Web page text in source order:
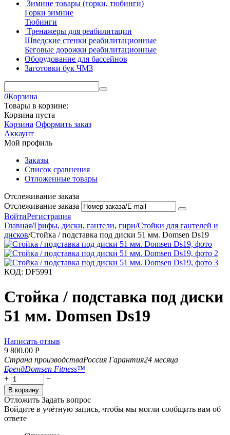
Зимине товары (горки, тюбинги)
Горки зимние
Тюбинги
Тренажеры для реабилитации
Шведские стенки реабилитационные
Беговые дорожки реабилитационные
Оборудование для бассейнов
Заготовки бук ЧМЗ
0Корзина
Товары в корзине:
Корзина пуста
Корзина Оформить заказ
Аккаунт
Мой профиль
Заказы
Список сравнения
Отложенные товары
Отслеживание заказа
Отслеживание заказа
ВойтиРегистрация
Главная/Грифы, диски, гантели, гири/Стойки для гантелей и
дисков/Стойка / подставка под диски 51 мм. Domsen Ds19
КОД: DF5991
Стойка / подставка под диски
51 мм. Domsen Ds19
Написать отзыв
9 800.00 Р
Страна производстваРоссия Гарантия24 месяца
БрендDomsen Fitness™
+
−
В корзину
Отложить Задать вопрос
Войдите в учётную запись, чтобы мы могли сообщить вам об
ответе